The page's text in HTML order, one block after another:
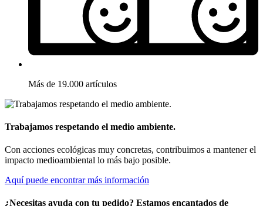
Más de 19.000 artículos
Trabajamos respetando el medio ambiente.
Con acciones ecológicas muy concretas, contribuimos a mantener el
impacto medioambiental lo más bajo posible.
Aquí puede encontrar más información
¿Necesitas ayuda con tu pedido? Estamos encantados de